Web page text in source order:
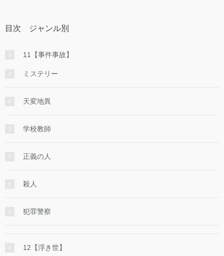
目次 ジャンル別
11【事件事故】
ミステリー
天変地異
学校教師
正義の人
殺人
犯罪警察
12【浮き世】